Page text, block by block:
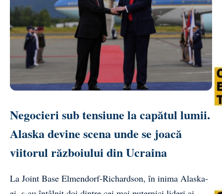
Negocieri sub tensiune la capătul lumii.
Alaska devine scena unde se joacă
viitorul războiului din Ucraina
La Joint Base Elmendorf-Richardson, în inima Alaska-